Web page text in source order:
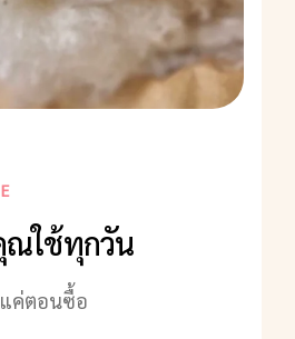
ณใช้ทุกวัน
ค่ตอนซื้อ